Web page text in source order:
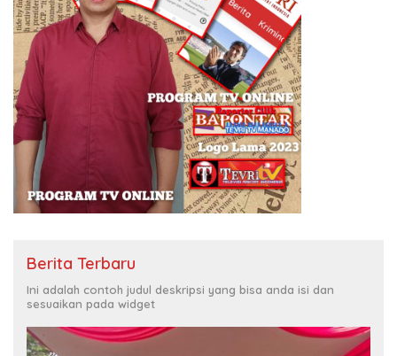
Berita Terbaru
Ini adalah contoh judul deskripsi yang bisa anda isi dan
sesuaikan pada widget